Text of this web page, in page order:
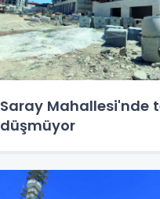
Saray Mahallesi'nde
düşmüyor